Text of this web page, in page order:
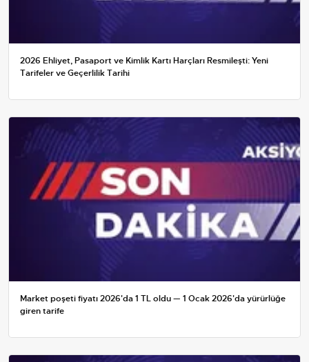
2026 Ehliyet, Pasaport ve Kimlik Kartı Harçları Resmileşti: Yeni
Tarifeler ve Geçerlilik Tarihi
Market poşeti fiyatı 2026'da 1 TL oldu — 1 Ocak 2026'da yürürlüğe
giren tarife